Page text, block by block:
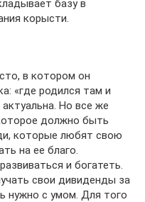
базу в
корысти.
в котором он
«где родился там и
Но все же
должно быть
которые любят свою
на ее благо.
и богатеть.
свои дивиденды за
нужно с умом. Для того